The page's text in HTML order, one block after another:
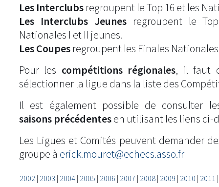
Les Interclubs regroupent le Top 16 et les
Les Interclubs Jeunesregroupent le
Nationales I et II jeunes.
Les Coupes regroupent les Finales
Pour les compétitions régionales, il faut
sélectionner la ligue dans la liste des
Il est également possible de consulter
saisons précédentesen utilisant les liens ci-
Les Ligues et Comités peuvent demander
groupe à erick.mouret@echecs.asso.fr
2002| 2003 | 2004| 2005 | 2006 | 2007 | 2008| 2009 | 2010 | 2011